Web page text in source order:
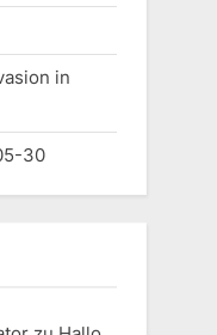
in
30